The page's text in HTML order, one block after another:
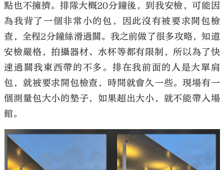
點也不擁擠。排隊大概20分鐘後，到我安檢，可能因
為我背了一個非常小的包，因此沒有被要求開包檢
查，全程2分鐘絲滑過關。我之前做了很多攻略，知道
安檢嚴格，拍攝器材、水杯等都有限制，所以為了快
速過關我東西帶的不多。排在我前面的人是大單肩
包，就被要求開包檢查，時間就會久一些。現場有一
個測量包大小的墊子，如果超出大小，就不能帶入場
館。